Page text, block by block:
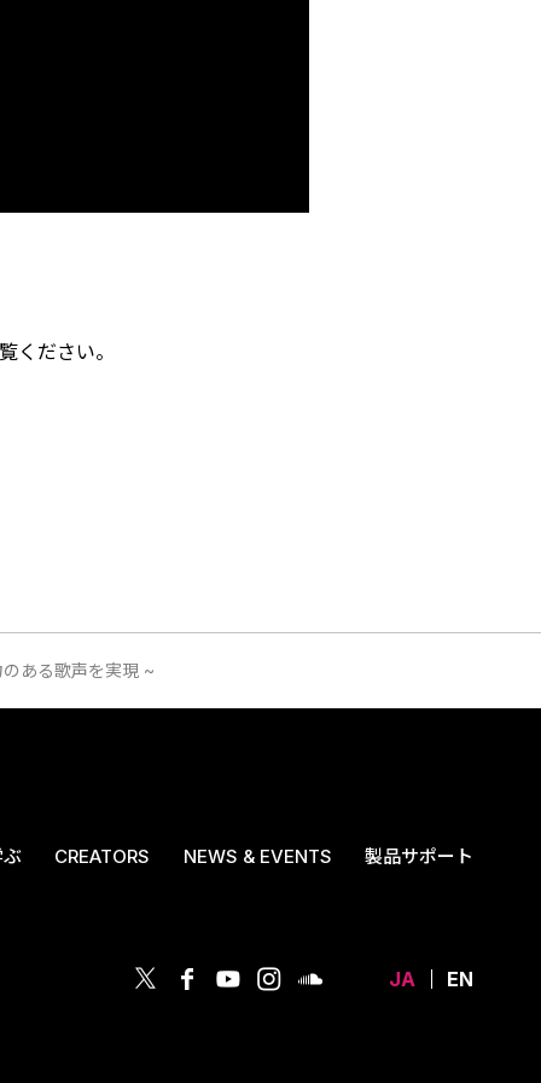
ください。
ある歌声を実現 ~
CREATORS NEWS & EVENTS 製品サポート
JA EN